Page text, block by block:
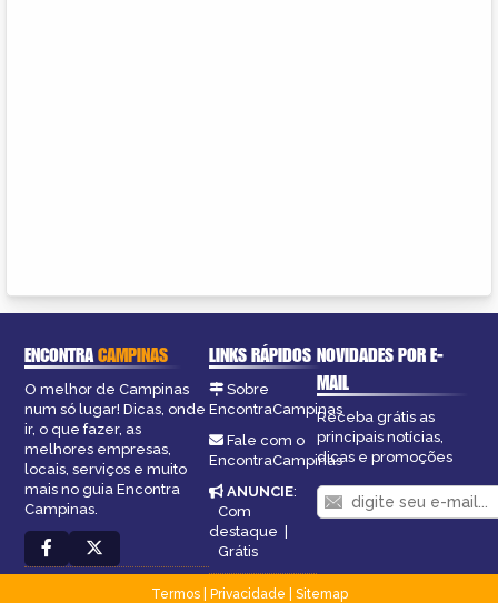
ENCONTRACAMPINAS
O melhor de Campinas
num só lugar! Dicas, onde
ir, o que fazer, as
melhores empresas,
locais, serviços e muito
mais no guia Encontra
Campinas.
LINKS RÁPIDOS
Sobre
EncontraCampinas
Fale com o
EncontraCampinas
ANUNCIE:
Com
destaque |
Grátis
NOVIDADES POR E-
MAIL
Receba grátis as
principais notícias,
dicas e promoções
Termos| Privacidade
Sitemap